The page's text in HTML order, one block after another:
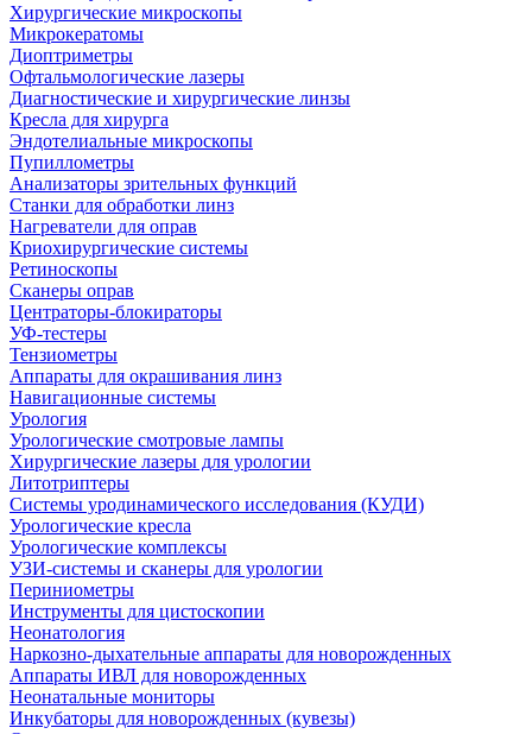
Хирургические микроскопы
Микрокератомы
Диоптриметры
Офтальмологические лазеры
Диагностические и хирургические линзы
Кресла для хирурга
Эндотелиальные микроскопы
Пупиллометры
Анализаторы зрительных функций
Станки для обработки линз
Нагреватели для оправ
Криохирургические системы
Ретиноскопы
Сканеры оправ
Центраторы-блокираторы
УФ-тестеры
Тензиометры
Аппараты для окрашивания линз
Навигационные системы
Урология
Урологические смотровые лампы
Хирургические лазеры для урологии
Литотриптеры
Системы уродинамического исследования (КУДИ)
Урологические кресла
Урологические комплексы
УЗИ-системы и сканеры для урологии
Периниометры
Инструменты для цистоскопии
Неонатология
Наркозно-дыхательные аппараты для новорожденных
Аппараты ИВЛ для новорожденных
Неонатальные мониторы
Инкубаторы для новорожденных (кувезы)